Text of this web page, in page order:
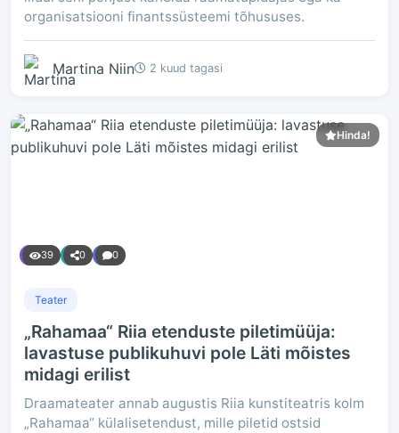
organisatsiooni finantssüsteemi tõhususes.
Martina Niin 2 kuud tagasi
Hinda!
39 0 0
Teater
„Rahamaa“ Riia etenduste piletimüüja:
lavastuse publikuhuvi pole Läti mõistes
midagi erilist
Draamateater annab augustis Riia kunstiteatris kolm
„Rahamaa“ külalisetendust, mille piletid ostsid